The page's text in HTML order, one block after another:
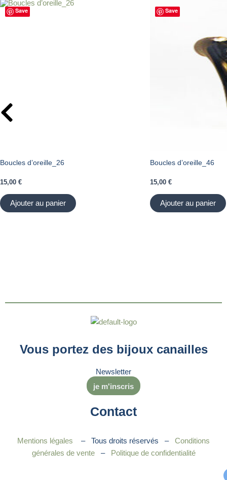
Save
Boucles d’oreille_26
15,00 €
Ajouter au panier
Save
Boucles d’oreille_46
15,00 €
Ajouter au panier
Vous portez des bijoux canailles
Newsletter
je m'inscris
Contact
Mentions légales – Tous droits réservés – Conditions
générales de vente – Politique de confidentialité